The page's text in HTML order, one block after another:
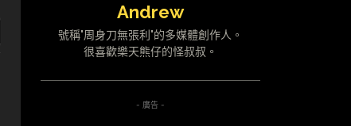
Andrew
號稱"周身刀無張利"的多媒體創作人。
很喜歡樂天熊仔的怪叔叔。
- 廣告 -